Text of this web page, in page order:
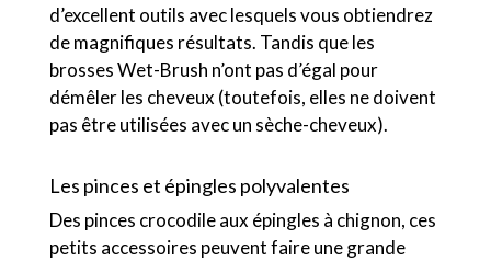
d’excellent outils avec lesquels vous obtiendrez
de magnifiques résultats. Tandis que les
brosses Wet-Brush n’ont pas d’égal pour
démêler les cheveux (toutefois, elles ne doivent
pas être utilisées avec un sèche-cheveux).
Les pinces et épingles polyvalentes
Des pinces crocodile aux épingles à chignon, ces
petits accessoires peuvent faire une grande